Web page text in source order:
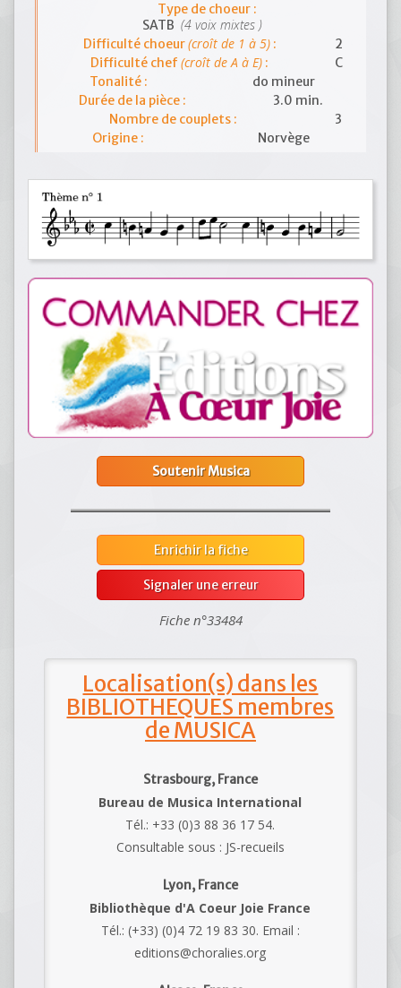
Type de choeur :
SATB (4 voix mixtes )
Difficulté choeur(croît de 1 à 5):
2
Difficulté chef(croît de A à E) :
C
Tonalité :
do mineur
Durée de la pièce :
3.0 min.
Nombre de couplets :
3
Origine :
Norvège
Soutenir Musica
Enrichir la fiche
Signaler une erreur
Fiche n°33484
Localisation(s) dans les
BIBLIOTHEQUES membres
de MUSICA
Strasbourg, France
Bureau de Musica International
Tél.: +33 (0)3 88 36 17 54.
Consultable sous : JS-recueils
Lyon, France
Bibliothèque d'A Coeur Joie France
Tél.: (+33) (0)4 72 19 83 30. Email :
editions@choralies.org